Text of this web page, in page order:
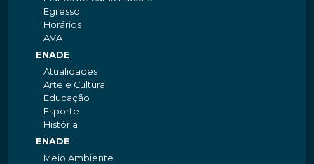
Egresso
Horários
AVA
ENADE
Atualidades
Arte e Cultura
Educação
Esporte
História
ENADE
Meio Ambiente